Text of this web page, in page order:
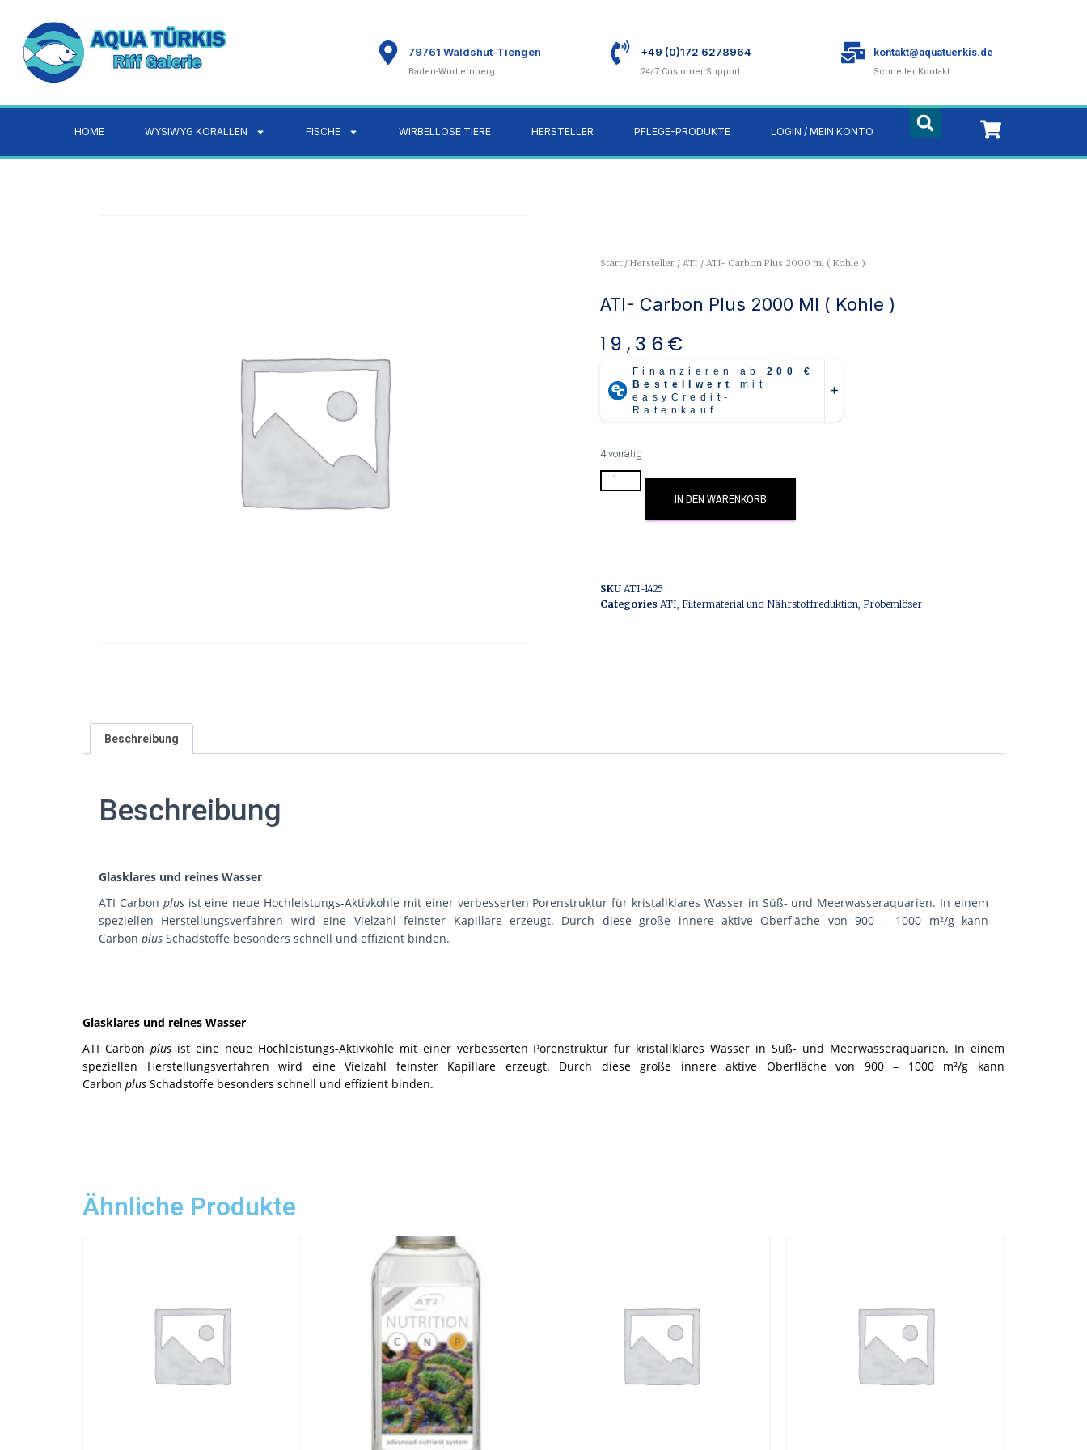
79761 Waldshut-Tiengen
Baden-Württemberg
+49 (0)172 6278964
24/7 Customer Support
kontakt@aquatuerkis.de
Schneller Kontakt
HOME WYSIWYG KORALLEN FISCHE WIRBELLOSE TIERE HERSTELLER PFLEGE-PRODUKTE LOGIN / MEIN KONTO
Start / Hersteller / ATI / ATI- Carbon Plus 2000 ml ( Kohle )
ATI- Carbon Plus 2000 Ml ( Kohle )
19,36 €
4 vorrätig
IN DEN WARENKORB
SKU ATI-1425
Categories ATI, Filtermaterial und Nährstoffreduktion, Probemlöser
Beschreibung
Beschreibung
Glasklares und reines Wasser
ATI Carbon plusist eine neue Hochleistungs-Aktivkohle mit einer verbesserten Porenstruktur für kristallklares Wasser in Süß- und Meerwasseraquarien. In einem
speziellen Herstellungsverfahren wird eine Vielzahl feinster Kapillare erzeugt. Durch diese große innere aktive Oberfläche von 900 – 1000 m²/g kann
Carbon plus Schadstoffe besonders schnell und effizient binden.
Glasklares und reines Wasser
ATI Carbon plusist eine neue Hochleistungs-Aktivkohle mit einer verbesserten Porenstruktur für kristallklares Wasser in Süß- und Meerwasseraquarien. In einem
speziellen Herstellungsverfahren wird eine Vielzahl feinster Kapillare erzeugt. Durch diese große innere aktive Oberfläche von 900 – 1000 m²/g kann
Carbon plus Schadstoffe besonders schnell und effizient binden.
Ähnliche Produkte